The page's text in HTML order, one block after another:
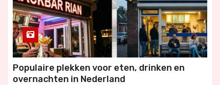
Populaire plekken voor eten, drinken en
overnachten in Nederland